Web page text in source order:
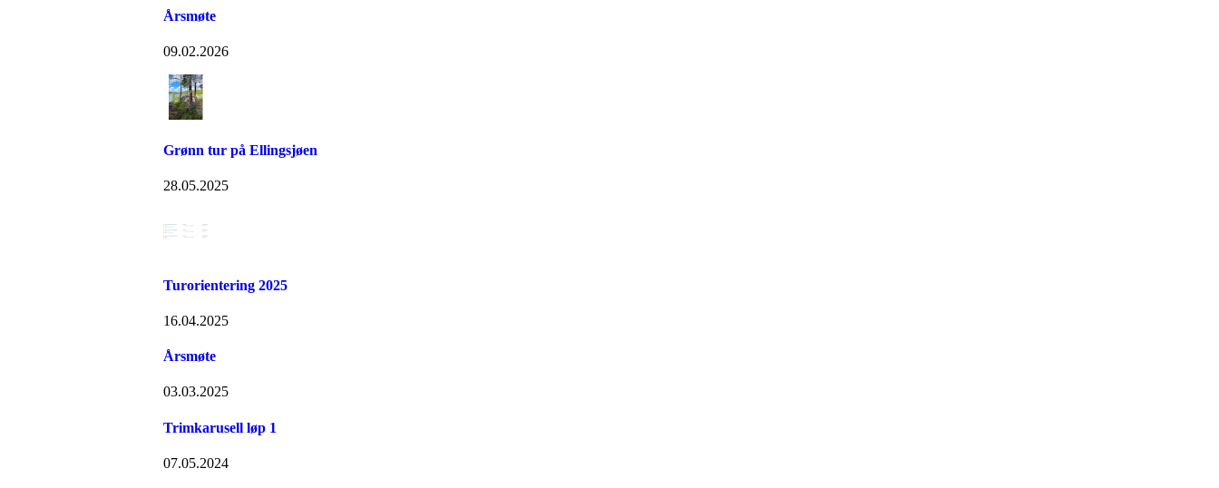
Årsmøte
09.02.2026
Grønn tur på Ellingsjøen
28.05.2025
Turorientering 2025
16.04.2025
Årsmøte
03.03.2025
Trimkarusell løp 1
07.05.2024